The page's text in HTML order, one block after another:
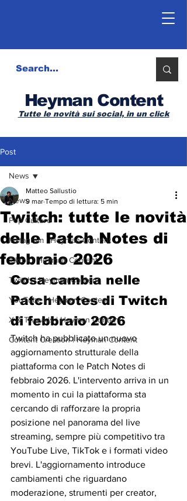
Heyman Content
Tutte le novità sui social, in un click
Post
News
Pop Culture
Instagram | Heyman Content
Tiktok | Heyman Content
Twitch | Heyman Content
YouTube | Heyman Content
X & Threads | Heyman Content
Content Creation | Heyman Content
News
Twitch: tutte le novità
delle Patch Notes di
febbraio 2026
Matteo Sallustio
9 mar Tempo di lettura: 5 min
Cosa cambia nelle
Patch Notes di Twitch
di febbraio 2026
Twitch ha pubblicato un nuovo
aggiornamento strutturale della
piattaforma con le Patch Notes di
febbraio 2026. L'intervento arriva in un
momento in cui la piattaforma sta
cercando di rafforzare la propria
posizione nel panorama del live
streaming, sempre più competitivo tra
YouTube Live, TikTok e i formati video
brevi. L'aggiornamento introduce
cambiamenti che riguardano
moderazione, strumenti per creator,